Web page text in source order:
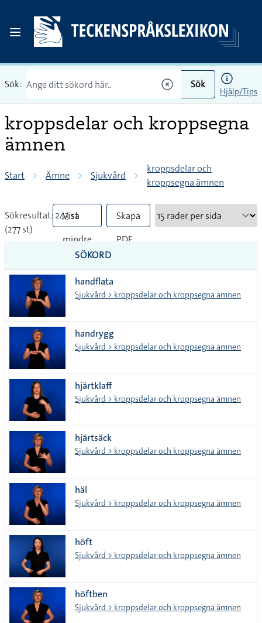
Sök: Sök
Hjälp/Tips
kroppsdelar och kroppsegna
ämnen
Start Ämne Sjukvård
kroppsdelar och
kroppsegna ämnen
Sökresultat: 243 st
(277 st)
Visa
mindre
tecken
Skapa
PDF
SÖKORD
handflata
Sjukvård > kroppsdelar och kroppsegna ämnen
handrygg
Sjukvård > kroppsdelar och kroppsegna ämnen
hjärtklaff
Sjukvård > kroppsdelar och kroppsegna ämnen
hjärtsäck
Sjukvård > kroppsdelar och kroppsegna ämnen
häl
Sjukvård > kroppsdelar och kroppsegna ämnen
höft
Sjukvård > kroppsdelar och kroppsegna ämnen
höftben
Sjukvård > kroppsdelar och kroppsegna ämnen